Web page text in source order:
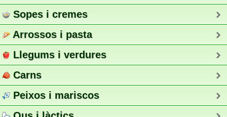
Sopes i cremes
Arrossos i pasta
Llegums i verdures
Carns
Peixos i mariscos